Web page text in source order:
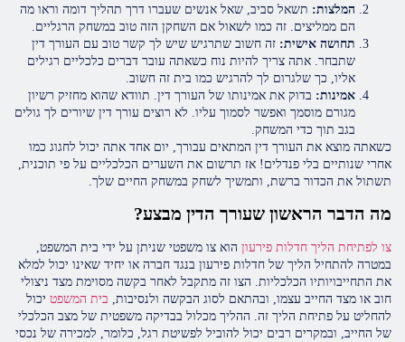
המלצות: תשאל סביב, שאל אנשים שעברו דרך תהליך דומה וראו מה
הם ממליצים. זה כמו לשאול אם השחקן הזה טוב במשחק הרגליים.
תחושה אישית: זה חשוב שתרגיש שיש לך קשר טוב עם העורך דין
שתבחר. אתה צריך להיות נוח כשאתה עובר דברים כלכליים רגילים
אליו, כך שלגרום לך להרגיש כמו בית זה חשוב.
אמינות: בדוק את אמינותו של העורך דין. תוודא שהוא מחזיק רשיון
מגורם מוסמך ואפשר לסמוך עליו. לא רוצים עורך דין שיורים לך גולים
בגב תוך כדי המשחק.
כשאתה מוצא את העורך דין המתאים עבורך, יום אחד אתה יכול לחגוג כמו
אחרי שנותיים בלי פנדלים! אז תרשום את השערים הכלכליים על פי תוכנית,
תשתול את הכדור ברשת, ותמשיך לשחק במשחק החיים שלך.
מה הדבר הראשון שעורך הדין מבצע?
צו לפתיחת הליך חדלות פירעון הוא צו משפטי שניתן על ידי בית המשפט,
במטרה להתחיל הליך של חדלות פירעון בנגד חברה או יחיד שאינו יכול למלא
את התחייבויותיו הכלכליות. הצו זה מתקבל לאחר בקשה מסוימת מצד ניצולי
חוב או מצד החייב עצמו, ובהתאם לסוג הבקשה ולנסיבות, בית המשפט יכול
להחליט על פתיחת הליך זה. ההליך מכלול בבדיקה משפטית של מצב הכלכלי
של החייב, ובמקרים רבים יכול להוביל לפשיטת רגל, כלומר, למכירה של נכסי